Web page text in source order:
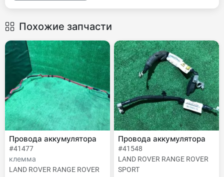
Похожие запчасти
Провода аккумулятора
#41477
клемма
LAND ROVER RANGE ROVER
Провода аккумулятора
#41548
LAND ROVER RANGE ROVER
SPORT